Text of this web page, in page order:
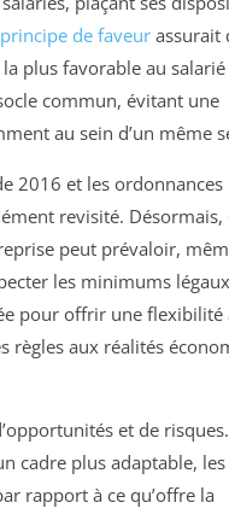
principe de faveur assurait
plus favorable au
commun, évitant une
au sein d’un même
2016 et les ordonnances
revisité. Désormais,
peut prévaloir,
les minimums
pour offrir une flexibilité
règles aux réalités
et de
cadre plus adaptable,
rapport à ce qu’offre la